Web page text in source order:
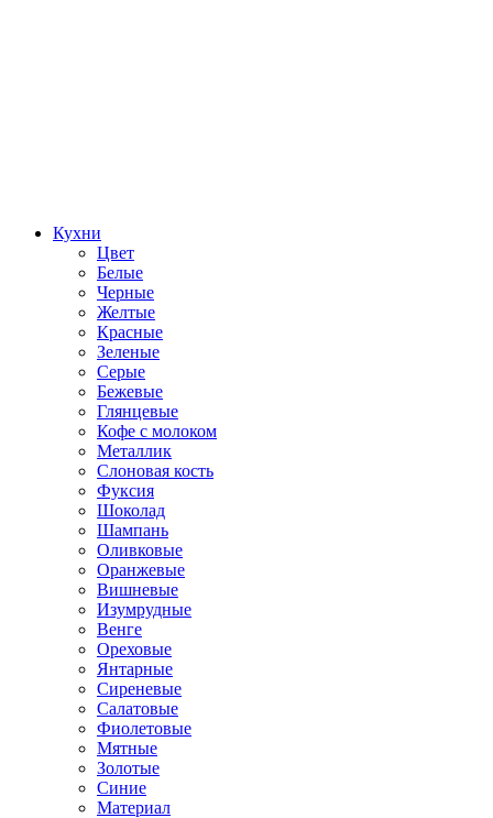
Кухни
Цвет
Белые
Черные
Желтые
Красные
Зеленые
Серые
Бежевые
Глянцевые
Кофе с молоком
Металлик
Слоновая кость
Фуксия
Шоколад
Шампань
Оливковые
Оранжевые
Вишневые
Изумрудные
Венге
Ореховые
Янтарные
Сиреневые
Салатовые
Фиолетовые
Мятные
Золотые
Синие
Материал